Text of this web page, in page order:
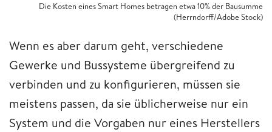
Die Kosten eines Smart Homes betragen etwa 10% der Bausumme
(Herrndorff/Adobe Stock)
Wenn es aber darum geht, verschiedene
Gewerke und Bussysteme übergreifend zu
verbinden und zu konfigurieren, müssen sie
meistens passen, da sie üblicherweise nur ein
System und die Vorgaben nur eines Herstellers